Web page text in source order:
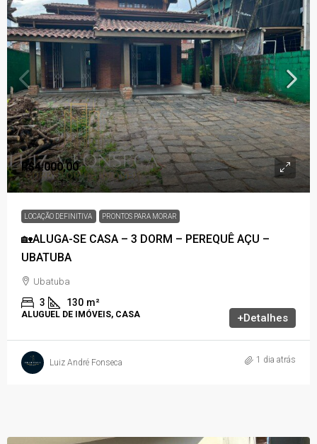
R$4.000,00
LOCAÇÃO DEFINITIVA PRONTOS PARA MORAR
🏡ALUGA-SE CASA – 3 DORM – PEREQUÊ AÇU –
UBATUBA
Ubatuba
3 130 m²
ALUGUEL DE IMÓVEIS, CASA +Detalhes
Luiz André Fonseca 1 dia atrás